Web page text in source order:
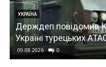
ЕКОНОМІКА
Ціни на АЗС: скільки
і автогаз 7 серпня
09.08.2026 0